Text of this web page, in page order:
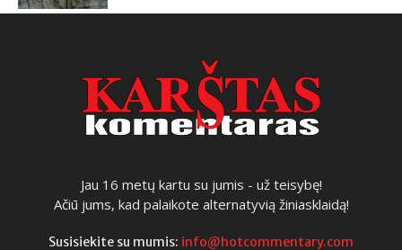
Jau 16 metų kartu su jumis - už teisybę!
Ačiū jums, kad palaikote alternatyvią žiniasklaidą!
Susisiekite su mumis: info@hotcommentary.com